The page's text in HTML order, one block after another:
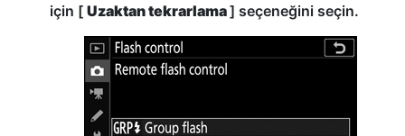
için [ Uzaktan tekrarlama] seçeneğini seçin.